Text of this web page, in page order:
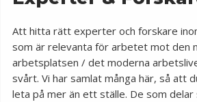
Att hitta rätt experter och forskare
som är relevanta för arbetet mot den
arbetsplatsen / det moderna
svårt. Vi har samlat många här, så att
leta på mer än ett ställe. De som delar